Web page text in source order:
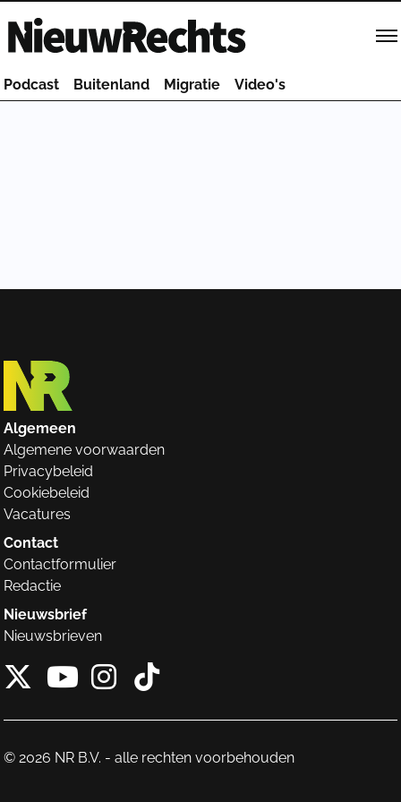
Homepage van NieuwRechts
Podcast Buitenland Migratie Video's
Algemeen
Algemene voorwaarden
Privacybeleid
Cookiebeleid
Vacatures
Contact
Contactformulier
Redactie
Nieuwsbrief
Nieuwsbrieven
X van NieuwRechts
Instagram van
Tiktok van
© 2026 NR B.V. - alle rechten voorbehouden